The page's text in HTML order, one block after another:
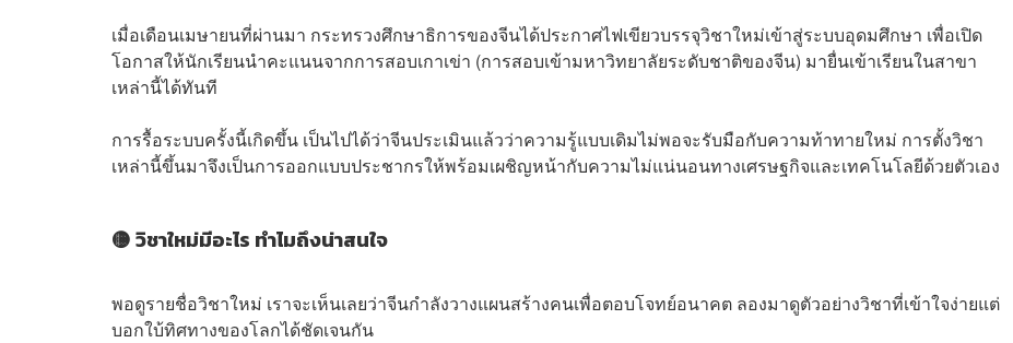
เมื่อเดือนเมษายนที่ผ่านมา กระทรวงศึกษาธิการของจีนได้ประกาศไฟเขียวบรรจุวิชาใหม่เข้าสู่ระบบอุดมศึกษา เพื่อเปิด
โอกาสให้นักเรียนนำคะแนนจากการสอบเกาเข่า (การสอบเข้ามหาวิทยาลัยระดับชาติของจีน) มายื่นเข้าเรียนในสาขา
เหล่านี้ได้ทันที
การรื้อระบบครั้งนี้เกิดขึ้น เป็นไปได้ว่าจีนประเมินแล้วว่าความรู้แบบเดิมไม่พอจะรับมือกับความท้าทายใหม่ การตั้งวิชา
เหล่านี้ขึ้นมาจึงเป็นการออกแบบประชากรให้พร้อมเผชิญหน้ากับความไม่แน่นอนทางเศรษฐกิจและเทคโนโลยีด้วยตัวเอง
🟡 วิชาใหม่มีอะไร ทำไมถึงน่าสนใจ
พอดูรายชื่อวิชาใหม่ เราจะเห็นเลยว่าจีนกำลังวางแผนสร้างคนเพื่อตอบโจทย์อนาคต ลองมาดูตัวอย่างวิชาที่เข้าใจง่ายแต่
บอกใบ้ทิศทางของโลกได้ชัดเจนกัน